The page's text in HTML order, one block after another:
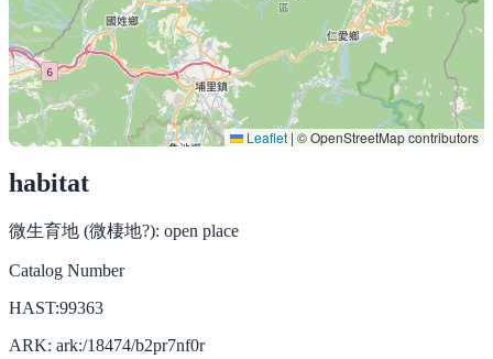
Leaflet | © OpenStreetMap contributors
habitat
微生育地 (微棲地?): open place
Catalog Number
HAST:99363
ARK: ark:/18474/b2pr7nf0r